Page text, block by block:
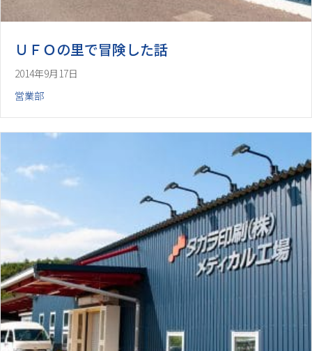
ＵＦＯの里で冒険した話
2014年9月17日
営業部